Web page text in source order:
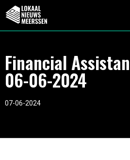
Financial
06-06-2024
07-06-2024